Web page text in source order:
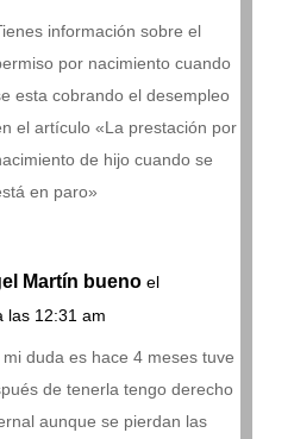
información sobre el
por nacimiento cuando
esta cobrando el desempleo
el artículo «La prestación por
de hijo cuando se
en paro»
Martín bueno el
las 12:31 am
duda es hace 4 meses tuve
de tenerla tengo derecho
aunque se pierdan las